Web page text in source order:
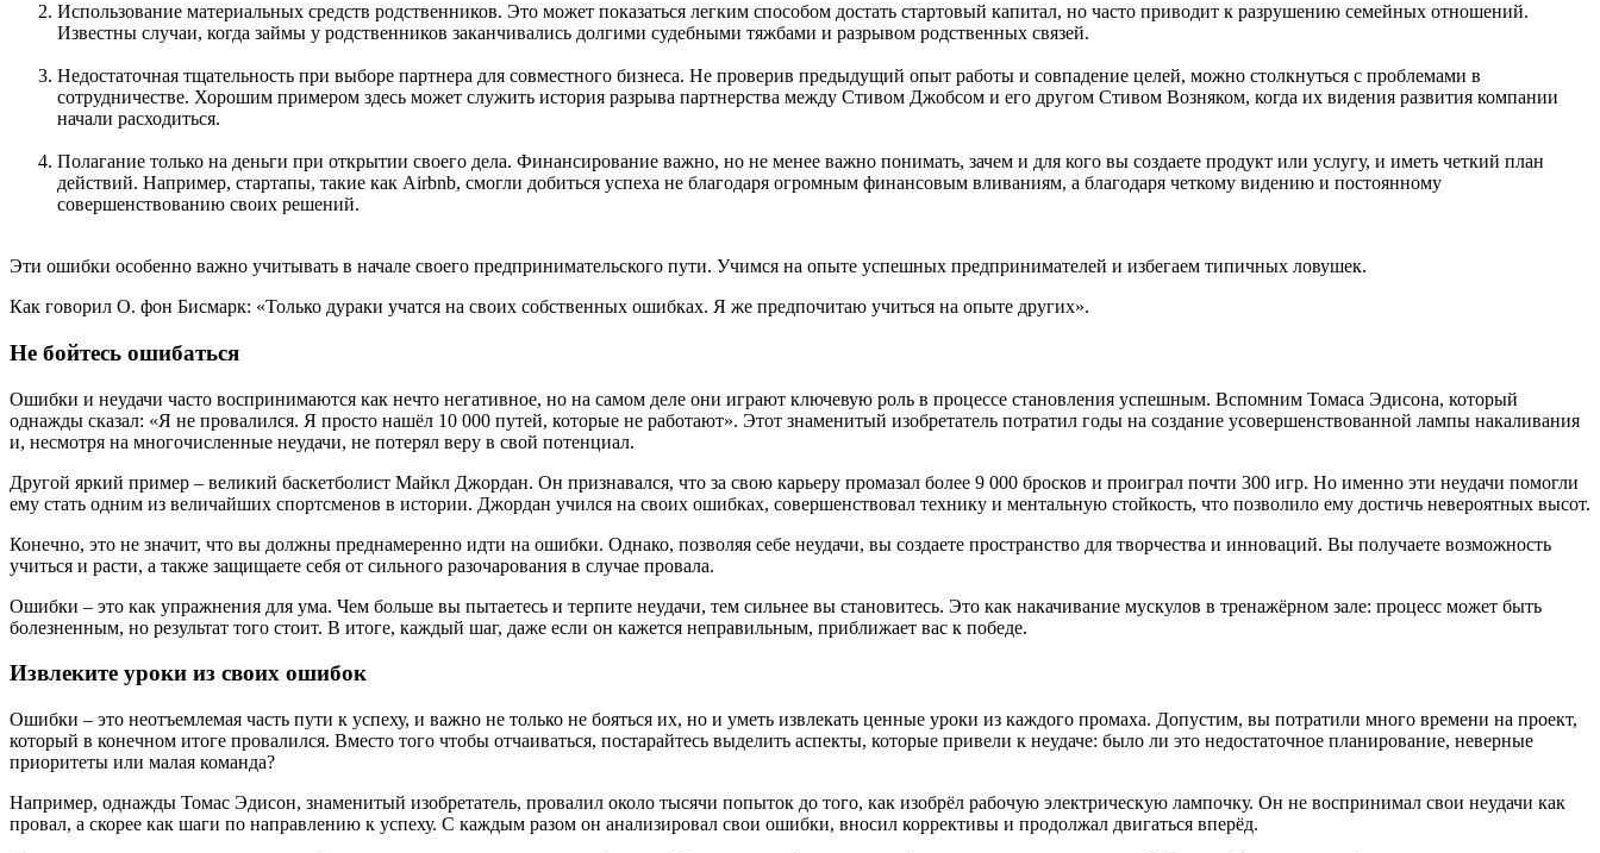
Использование материальных средств родственников. Это может показаться легким способом достать стартовый капитал, но часто приводит к разрушению семейных отношений.
Известны случаи, когда займы у родственников заканчивались долгими судебными тяжбами и разрывом родственных связей.
Недостаточная тщательность при выборе партнера для совместного бизнеса. Не проверив предыдущий опыт работы и совпадение целей, можно столкнуться с проблемами в
сотрудничестве. Хорошим примером здесь может служить история разрыва партнерства между Стивом Джобсом и его другом Стивом Возняком, когда их видения развития компании
начали расходиться.
Полагание только на деньги при открытии своего дела. Финансирование важно, но не менее важно понимать, зачем и для кого вы создаете продукт или услугу, и иметь четкий план
действий. Например, стартапы, такие как Airbnb, смогли добиться успеха не благодаря огромным финансовым вливаниям, а благодаря четкому видению и постоянному
совершенствованию своих решений.
Эти ошибки особенно важно учитывать в начале своего предпринимательского пути. Учимся на опыте успешных предпринимателей и избегаем типичных ловушек.
Как говорил О. фон Бисмарк: «Только дураки учатся на своих собственных ошибках. Я же предпочитаю учиться на опыте других».
Не бойтесь ошибаться
Ошибки и неудачи часто воспринимаются как нечто негативное, но на самом деле они играют ключевую роль в процессе становления успешным. Вспомним Томаса Эдисона, который
однажды сказал: «Я не провалился. Я просто нашёл 10 000 путей, которые не работают». Этот знаменитый изобретатель потратил годы на создание усовершенствованной лампы накаливания
и, несмотря на многочисленные неудачи, не потерял веру в свой потенциал.
Другой яркий пример – великий баскетболист Майкл Джордан. Он признавался, что за свою карьеру промазал более 9 000 бросков и проиграл почти 300 игр. Но именно эти неудачи помогли
ему стать одним из величайших спортсменов в истории. Джордан учился на своих ошибках, совершенствовал технику и ментальную стойкость, что позволило ему достичь невероятных высот.
Конечно, это не значит, что вы должны преднамеренно идти на ошибки. Однако, позволяя себе неудачи, вы создаете пространство для творчества и инноваций. Вы получаете возможность
учиться и расти, а также защищаете себя от сильного разочарования в случае провала.
Ошибки – это как упражнения для ума. Чем больше вы пытаетесь и терпите неудачи, тем сильнее вы становитесь. Это как накачивание мускулов в тренажёрном зале: процесс может быть
болезненным, но результат того стоит. В итоге, каждый шаг, даже если он кажется неправильным, приближает вас к победе.
Извлеките уроки из своих ошибок
Ошибки – это неотъемлемая часть пути к успеху, и важно не только не бояться их, но и уметь извлекать ценные уроки из каждого промаха. Допустим, вы потратили много времени на проект,
который в конечном итоге провалился. Вместо того чтобы отчаиваться, постарайтесь выделить аспекты, которые привели к неудаче: было ли это недостаточное планирование, неверные
приоритеты или малая команда?
Например, однажды Томас Эдисон, знаменитый изобретатель, провалил около тысячи попыток до того, как изобрёл рабочую электрическую лампочку. Он не воспринимал свои неудачи как
провал, а скорее как шаги по направлению к успеху. С каждым разом он анализировал свои ошибки, вносил коррективы и продолжал двигаться вперёд.